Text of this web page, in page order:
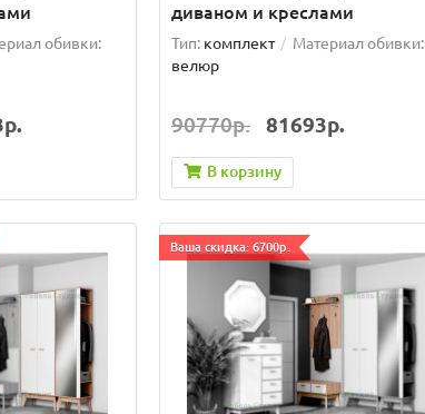
обивки:
диваном и креслами
Тип: комплект
Материал обивки:
велюр
90770р. 81693р.
В корзину
Ваша скидка: 6700р.